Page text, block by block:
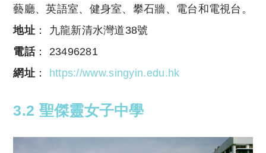
藝廳、英語室、健身室、攀石牆、電台和電視台。
地址 ： 九龍新清水灣道38號
電話： 23496281
網址 ： https://www.singyin.edu.hk
3.2 聖傑靈女子中學